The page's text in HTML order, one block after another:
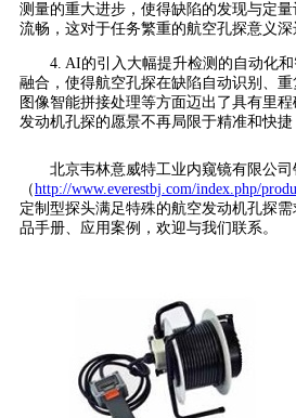
测量的重大进步，使得缺陷的发现与定
流畅，这对于任务繁重的航空孔探意义深
4. AI的引入大幅提升检测的自动化
融合，使得航空孔探在缺陷自动识别、
图像智能拼接处理等方面迈出了具有里
发动机孔探的愿景不再局限于精准和快捷
北京韦林意威特工业内窥镜有限公
（http://www.everestbj.com/index.php/
定制型探头满足特殊的航空发动机孔探
品手册、应用案例，欢迎与我们联系。